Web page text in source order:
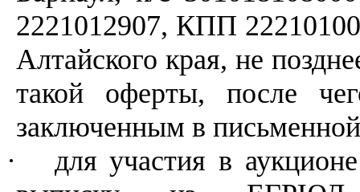
2221012907, КПП
Алтайского края, не
такой оферты, после
заключенным в
·
для участия в